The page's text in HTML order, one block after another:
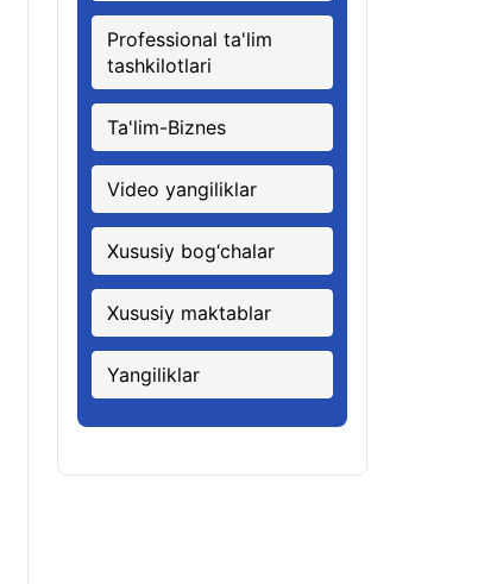
Professional ta'lim
tashkilotlari
Ta'lim-Biznes
Video yangiliklar
Xususiy bog‘chalar
Xususiy maktablar
Yangiliklar